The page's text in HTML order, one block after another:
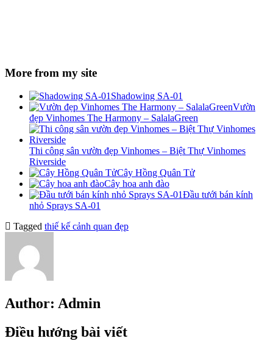
More from my site
Shadowing SA-01
Vườn
đẹp Vinhomes The Harmony – SalalaGreen
Thi công sân vườn đẹp Vinhomes – Biệt Thự Vinhomes
Riverside
Cây Hồng Quân Tử
Cây hoa anh đào
Đầu tưới bán kính
nhỏ Sprays SA-01
Tagged thiế kế cảnh quan đẹp
Author: Admin
Điều hướng bài viết